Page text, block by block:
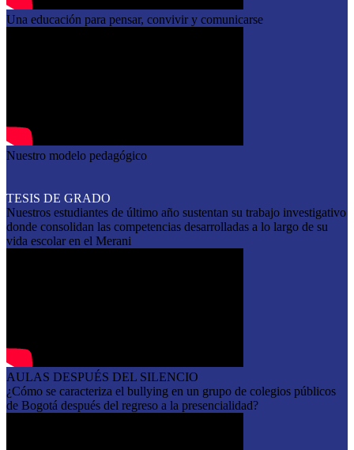
Una educación para pensar, convivir y comunicarse
Nuestro modelo pedagógico
TESIS DE GRADO
Nuestros estudiantes de último año sustentan su trabajo investigativo
donde consolidan las competencias desarrolladas a lo largo de su
vida escolar en el Merani
AULAS DESPUÉS DEL SILENCIO
¿Cómo se caracteriza el bullying en un grupo de colegios públicos
de Bogotá después del regreso a la presencialidad?